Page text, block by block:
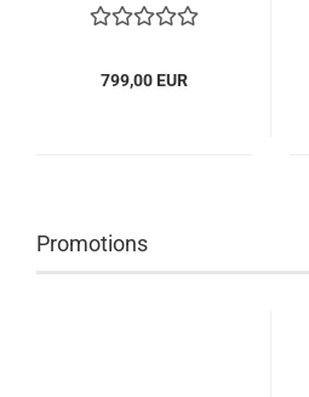
799,00 EUR
Promotions